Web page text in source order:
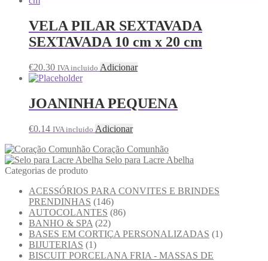
VELA PILAR SEXTAVADA
SEXTAVADA 10 cm x 20 cm
€20.30 IVA incluido Adicionar
JOANINHA PEQUENA
€0.14 IVA incluido Adicionar
Coração Comunhão
Selo para Lacre Abelha
Categorias de produto
ACESSÓRIOS PARA CONVITES E BRINDES
PRENDINHAS (146)
AUTOCOLANTES (86)
BANHO & SPA (22)
BASES EM CORTIÇA PERSONALIZADAS (1)
BIJUTERIAS (1)
BISCUIT PORCELANA FRIA - MASSAS DE